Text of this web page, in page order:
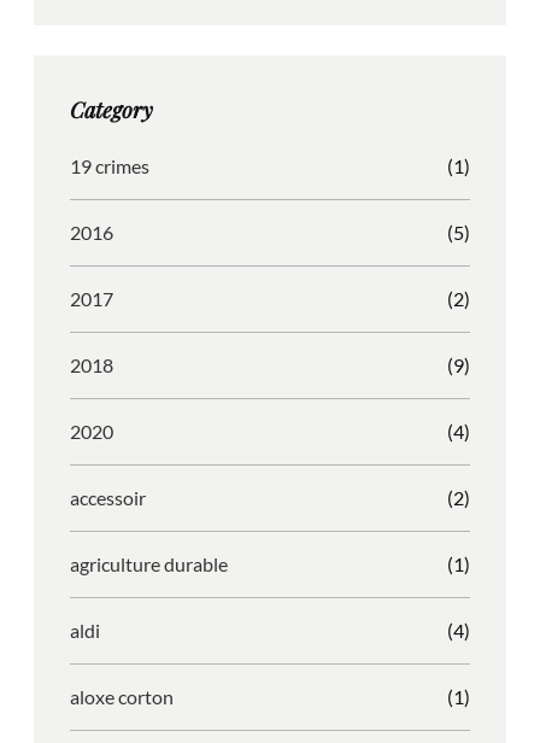
r
m
o
Category
19 crimes (1)
2016 (5)
2017 (2)
2018 (9)
2020 (4)
accessoir (2)
agriculture durable (1)
aldi (4)
aloxe corton (1)